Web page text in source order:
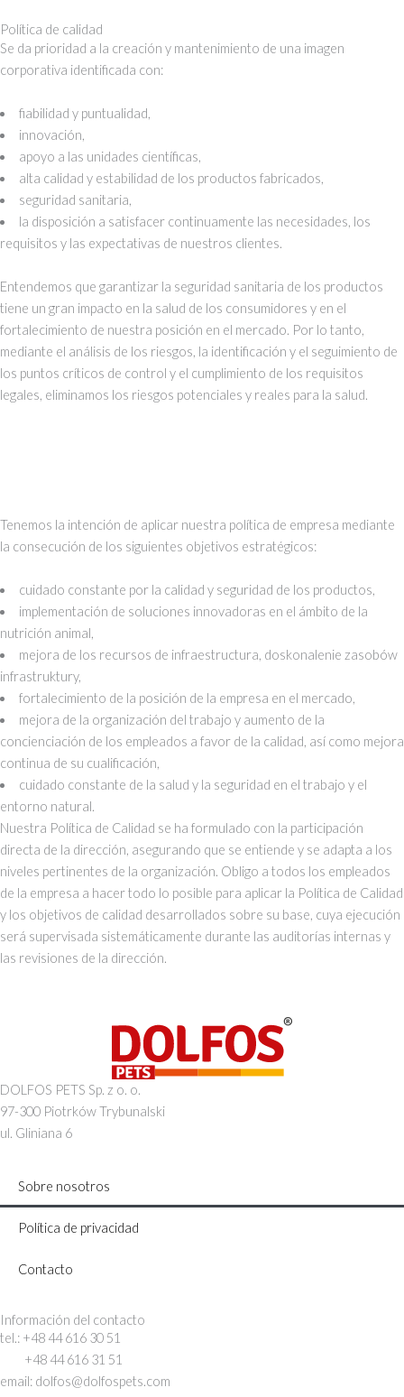
Política de calidad
Se da prioridad a la creación y mantenimiento de una imagen
corporativa identificada con:
fiabilidad y puntualidad,
innovación,
apoyo a las unidades científicas,
alta calidad y estabilidad de los productos fabricados,
seguridad sanitaria,
la disposición a satisfacer continuamente las necesidades, los
requisitos y las expectativas de nuestros clientes.
Entendemos que garantizar la seguridad sanitaria de los productos
tiene un gran impacto en la salud de los consumidores y en el
fortalecimiento de nuestra posición en el mercado. Por lo tanto,
mediante el análisis de los riesgos, la identificación y el seguimiento de
los puntos críticos de control y el cumplimiento de los requisitos
legales, eliminamos los riesgos potenciales y reales para la salud.
Tenemos la intención de aplicar nuestra política de empresa mediante
la consecución de los siguientes objetivos estratégicos:
cuidado constante por la calidad y seguridad de los productos,
implementación de soluciones innovadoras en el ámbito de la
nutrición animal,
mejora de los recursos de infraestructura, doskonalenie zasobów
infrastruktury,
fortalecimiento de la posición de la empresa en el mercado,
mejora de la organización del trabajo y aumento de la
concienciación de los empleados a favor de la calidad, así como mejora
continua de su cualificación,
cuidado constante de la salud y la seguridad en el trabajo y el
entorno natural.
Nuestra Política de Calidad se ha formulado con la participación
directa de la dirección, asegurando que se entiende y se adapta a los
niveles pertinentes de la organización. Obligo a todos los empleados
de la empresa a hacer todo lo posible para aplicar la Política de Calidad
y los objetivos de calidad desarrollados sobre su base, cuya ejecución
será supervisada sistemáticamente durante las auditorías internas y
las revisiones de la dirección.
DOLFOS PETS Sp. z o. o.
97-300 Piotrków Trybunalski
ul. Gliniana 6
Sobre nosotros
Política de privacidad
Contacto
Información del contacto
tel.: +48 44 616 30 51
+48 44 616 31 51
email: dolfos@dolfospets.com